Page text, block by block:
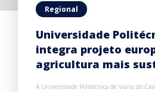
Regional
Universidade
integra projeto
agricultura mais
A Universidade Politécnica de Viana do